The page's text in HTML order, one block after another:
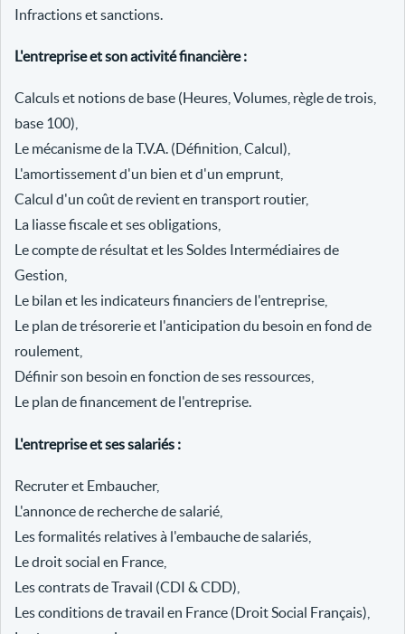
Infractions et sanctions.
L'entreprise et son activité financière :
Calculs et notions de base (Heures, Volumes, règle de trois,
base 100),
Le mécanisme de la T.V.A. (Définition, Calcul),
L'amortissement d'un bien et d'un emprunt,
Calcul d'un coût de revient en transport routier,
La liasse fiscale et ses obligations,
Le compte de résultat et les Soldes Intermédiaires de
Gestion,
Le bilan et les indicateurs financiers de l'entreprise,
Le plan de trésorerie et l'anticipation du besoin en fond de
roulement,
Définir son besoin en fonction de ses ressources,
Le plan de financement de l'entreprise.
L'entreprise et ses salariés :
Recruter et Embaucher,
L'annonce de recherche de salarié,
Les formalités relatives à l'embauche de salariés,
Le droit social en France,
Les contrats de Travail (CDI & CDD),
Les conditions de travail en France (Droit Social Français),